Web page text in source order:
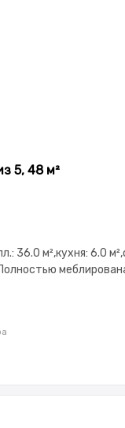
5, 48 м²
36.0 м²,кухня: 6.0